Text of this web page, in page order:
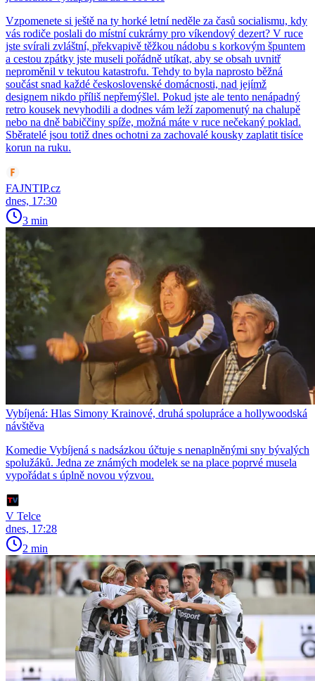
Vzpomenete si ještě na ty horké letní neděle za časů socialismu, kdy
vás rodiče poslali do místní cukrárny pro víkendový dezert? V ruce
jste svírali zvláštní, překvapivě těžkou nádobu s korkovým špuntem
a cestou zpátky jste museli pořádně utíkat, aby se obsah uvnitř
neproměnil v tekutou katastrofu. Tehdy to byla naprosto běžná
součást snad každé československé domácnosti, nad jejímž
designem nikdo příliš nepřemýšlel. Pokud jste ale tento nenápadný
retro kousek nevyhodili a dodnes vám leží zapomenutý na chalupě
nebo na dně babiččiny spíže, možná máte v ruce nečekaný poklad.
Sběratelé jsou totiž dnes ochotni za zachovalé kousky zaplatit tisíce
korun na ruku.
FAJNTIP.cz
dnes, 17:30
3 min
Vybíjená: Hlas Simony Krainové, druhá spolupráce a hollywoodská
návštěva
Komedie Vybíjená s nadsázkou účtuje s nenaplněnými sny bývalých
spolužáků. Jedna ze známých modelek se na place poprvé musela
vypořádat s úplně novou výzvou.
V Telce
dnes, 17:28
2 min